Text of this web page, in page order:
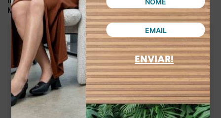
ENVIAR!
Material: Sintético
Altura da sola : 4,00 cm
Cor : Preto
Referência :MC971-00004
País de origem:Brasil
Indústria Brasileira
NCM: